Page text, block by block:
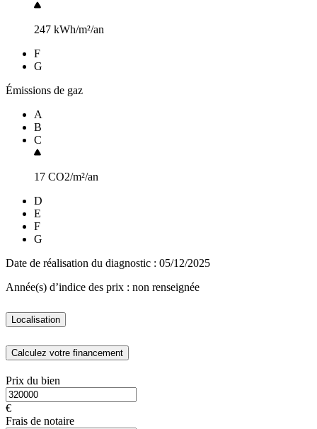
247 kWh/m²/an
F
G
Émissions de gaz
A
B
C
17 CO2/m²/an
D
E
F
G
Date de réalisation du diagnostic : 05/12/2025
Année(s) d’indice des prix : non renseignée
Localisation
Calculez votre financement
Prix du bien
€
Frais de notaire